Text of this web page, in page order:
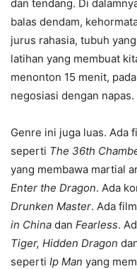
dan tendang. Di
balas dendam,
jurus rahasia, tubuh
latihan yang membuat
menonton 15 menit,
negosiasi dengan napas.
Genre ini juga luas. Ada
seperti The 36th
yang membawa martial
Enter the Dragon. Ada
Drunken Master. Ada
in China dan Fearless.
Tiger, Hidden Dragon
seperti Ip Man yang